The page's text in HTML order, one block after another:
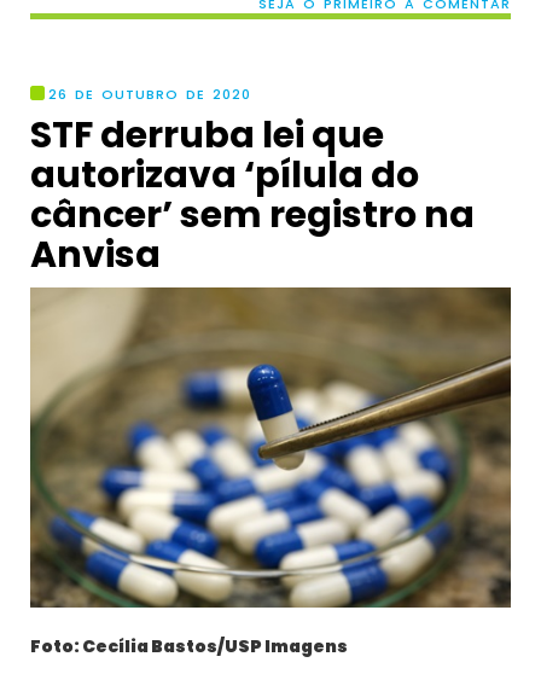
26 DE OUTUBRO DE 2020
STF derruba lei que
autorizava ‘pílula do
câncer’ sem registro na
Anvisa
Foto: Cecília Bastos/USP Imagens